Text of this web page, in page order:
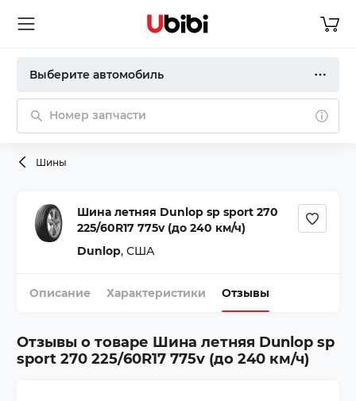
Выберите автомобиль
Номер запчасти
Шины
Шина летняя Dunlop sp sport 270
225/60R17 775v (до 240 км/ч)
Dunlop, США
Описание Характеристики Отзывы
Отзывы о товаре Шина летняя Dunlop sp
sport 270 225/60R17 775v (до 240 км/ч)